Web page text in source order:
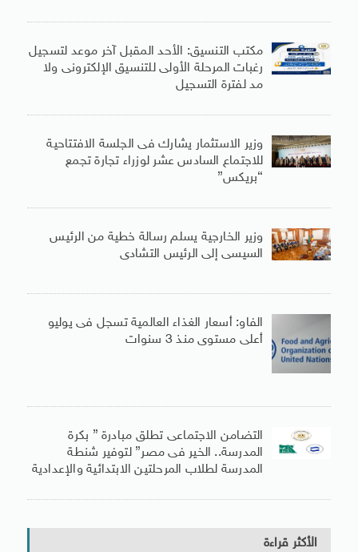
مكتب التنسيق: الأحد المقبل آخر موعد لتسجيل
رغبات المرحلة الأولى للتنسيق الإلكترونى ولا
مد لفترة التسجيل
وزير الاستثمار يشارك فى الجلسة الافتتاحية
للاجتماع السادس عشر لوزراء تجارة تجمع
“بريكس”
وزير الخارجية يسلم رسالة خطية من الرئيس
السيسى إلى الرئيس التشادى
الفاو: أسعار الغذاء العالمية تسجل فى يوليو
أعلى مستوى منذ 3 سنوات
التضامن الاجتماعى تطلق مبادرة ” بكرة
المدرسة.. الخير فى مصر” لتوفير شنطة
المدرسة لطلاب المرحلتين الابتدائية والإعدادية
الأكثر قراءة